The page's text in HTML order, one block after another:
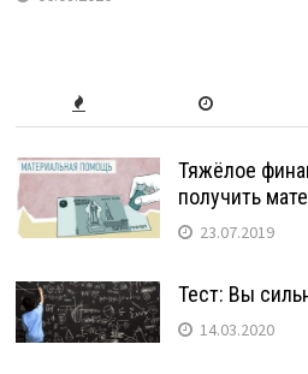
Тяжёлое
получить
23.07.2019
Тест: Вы
14.03.2020